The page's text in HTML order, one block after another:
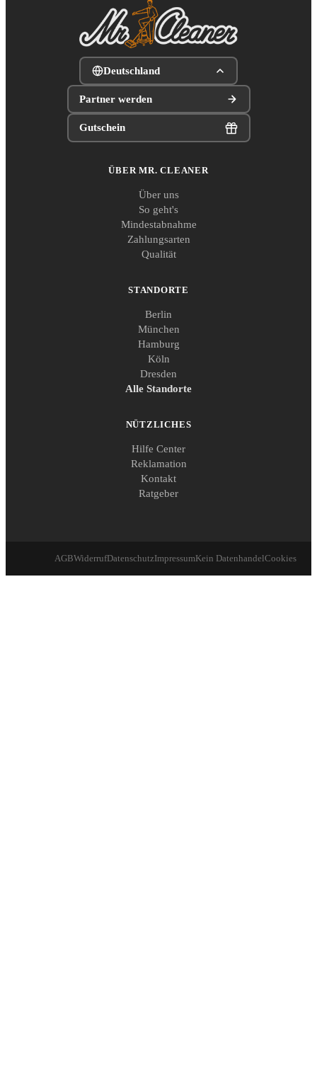
Deutschland
Partner werden
Gutschein
ÜBER MR. CLEANER
Über uns
So geht's
Mindestabnahme
Zahlungsarten
Qualität
STANDORTE
Berlin
München
Hamburg
Köln
Dresden
Alle Standorte
NÜTZLICHES
Hilfe Center
Reklamation
Kontakt
Ratgeber
AGBWiderrufDatenschutzImpressumKein DatenhandelCookies